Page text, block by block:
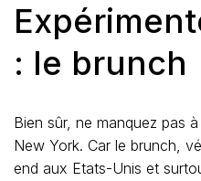
: le brunch
Bien sûr, ne manquez pas
New York. Car le brunch,
end aux Etats-Unis et